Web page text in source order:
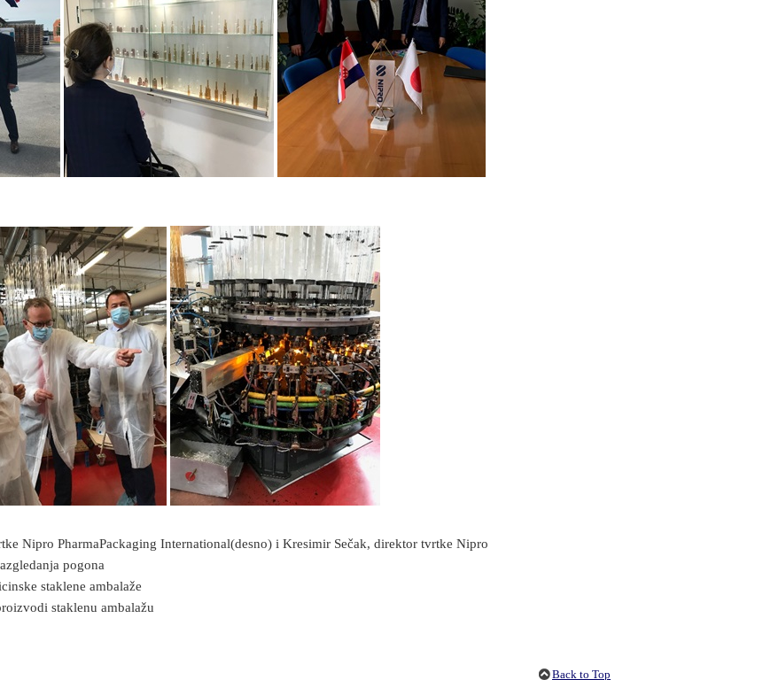
Nipro PharmaPackaging International(desno) i Kresimir Sečak, direktor tvrtke Nipro
pogona
staklene ambalaže
staklenu ambalažu
Back to Top